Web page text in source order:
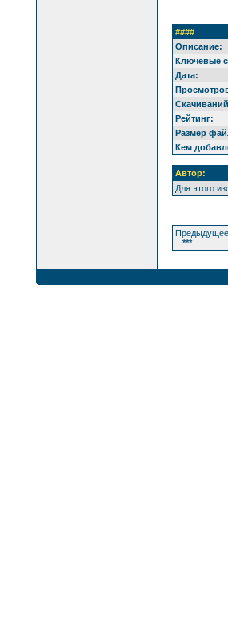
####
Описание:
Ключевые
Дата:
Рейтинг:
Размер
Кем
Автор:
Для этого
Предыдущее
***